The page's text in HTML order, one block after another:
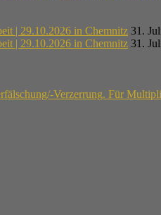
| 29.10.2026 in Chemnitz 31.
| 29.10.2026 in Chemnitz 31.
Verzerrung. Für